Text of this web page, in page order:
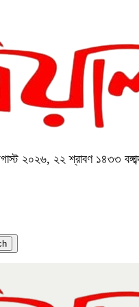
২০২৬, ২২ শ্রাবণ ১৪৩৩